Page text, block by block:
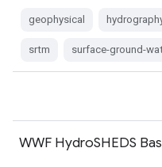
geophysical
srtm surface-ground-
WWF HydroSHEDS